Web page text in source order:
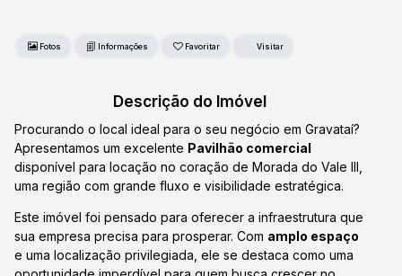
Fotos Favoritar
Descrição do Imóvel
Procurando o local ideal para o seu negócio em Gravataí?
Apresentamos um excelente Pavilhão comercial
disponível para locação no coração de Morada do Vale III,
uma região com grande fluxo e visibilidade estratégica.
Este imóvel foi pensado para oferecer a infraestrutura que
sua empresa precisa para prosperar. Com amplo espaço
e uma localização privilegiada, ele se destaca como uma